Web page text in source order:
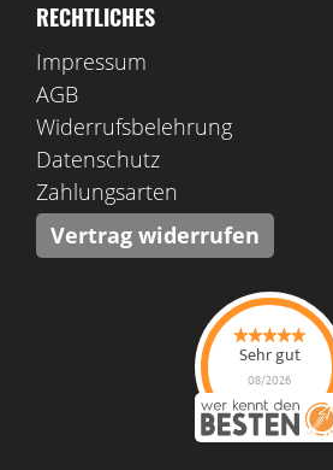
RECHTLICHES
Impressum
AGB
Widerrufsbelehrung
Datenschutz
Zahlungsarten
Vertrag widerrufen
Sehr gut
08/2026
Corina Ramona Ratzel
hat5von5Sternen |